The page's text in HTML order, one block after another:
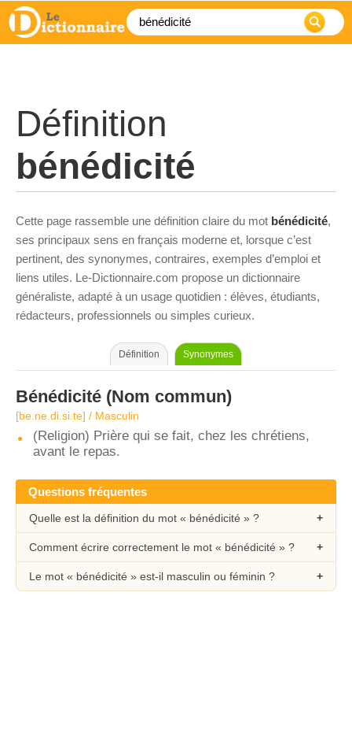
Définition
bénédicité
Cette page rassemble une définition claire du mot bénédicité,
ses principaux sens en français moderne et, lorsque c’est
pertinent, des synonymes, contraires, exemples d’emploi et
liens utiles. Le-Dictionnaire.com propose un dictionnaire
généraliste, adapté à un usage quotidien : élèves, étudiants,
rédacteurs, professionnels ou simples curieux.
Définition Synonymes
Bénédicité (Nom commun)
[be.ne.di.si.te] / Masculin
(Religion) Prière qui se fait, chez les chrétiens,
avant le repas.
Questions fréquentes
Quelle est la définition du mot « bénédicité » ?
Comment écrire correctement le mot « bénédicité » ?
Le mot « bénédicité » est-il masculin ou féminin ?